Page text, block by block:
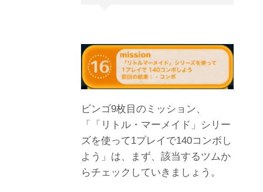
ビンゴ9枚目のミッション、
「「リトル・マーメイド」シリー
ズを使って1プレイで140コンボし
よう」は、まず、該当するツムか
らチェックしていきましょう。